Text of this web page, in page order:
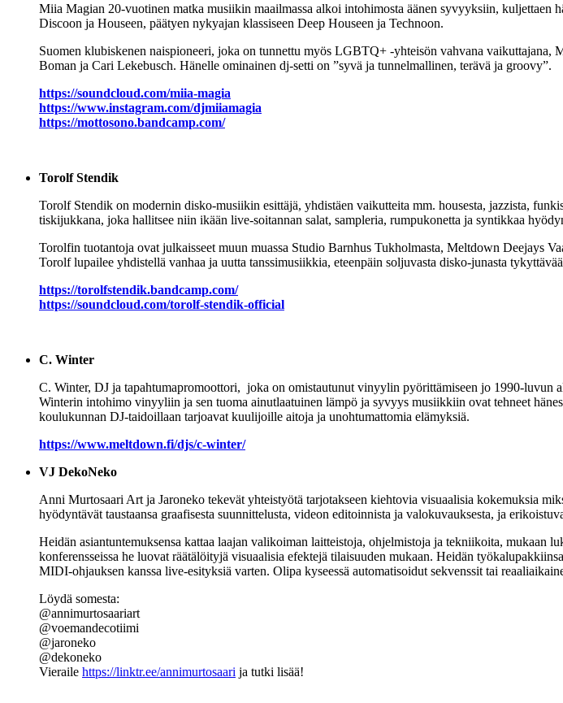
Miia Magian 20-vuotinen matka musiikin maailmassa alkoi intohimosta äänen syvyyksiin,
Discoon ja Houseen, päätyen nykyajan klassiseen Deep Houseen ja Technoon.
Suomen klubiskenen naispioneeri, joka on tunnettu myös LGBTQ+ -yhteisön vahvana
Boman ja Cari Lekebusch. Hänelle ominainen dj-setti on ”syvä ja tunnelmallinen, terävä ja groovy”.
https://soundcloud.com/miia-magia
https://www.instagram.com/djmiiamagia
https://mottosono.bandcamp.com/
Torolf Stendik
Torolf Stendik on modernin disko-musiikin esittäjä, yhdistäen vaikutteita mm. housesta, jazzista,
tiskijukkana, joka hallitsee niin ikään live-soitannan salat, sampleria, rumpukonetta ja syntikkaa
Torolfin tuotantoja ovat julkaisseet muun muassa Studio Barnhus Tukholmasta, Meltdown Deejays
Torolf lupailee yhdistellä vanhaa ja uutta tanssimusiikkia, eteenpäin soljuvasta disko-junasta
https://torolfstendik.bandcamp.com/
https://soundcloud.com/torolf-stendik-official
C. Winter
C. Winter, DJ ja tapahtumapromoottori, joka on omistautunut vinyylin pyörittämiseen jo 1990-luvun
Winterin intohimo vinyyliin ja sen tuoma ainutlaatuinen lämpö ja syvyys musiikkiin ovat tehneet
koulukunnan DJ-taidoillaan tarjoavat kuulijoille aitoja ja unohtumattomia elämyksiä.
https://www.meltdown.fi/djs/c-winter/
VJ DekoNeko
Anni Murtosaari Art ja Jaroneko tekevät yhteistyötä tarjotakseen kiehtovia visuaalisia kokemuksia
hyödyntävät taustaansa graafisesta suunnittelusta, videon editoinnista ja valokuvauksesta, ja
Heidän asiantuntemuksensa kattaa laajan valikoiman laitteistoja, ohjelmistoja ja tekniikoita, mukaan
konferensseissa he luovat räätälöityjä visuaalisia efektejä tilaisuuden mukaan. Heidän
MIDI-ohjauksen kanssa live-esityksiä varten. Olipa kyseessä automatisoidut sekvenssit tai
Löydä somesta:
@annimurtosaariart
@voemandecotiimi
@jaroneko
@dekoneko
Vieraile https://linktr.ee/annimurtosaari ja tutki lisää!